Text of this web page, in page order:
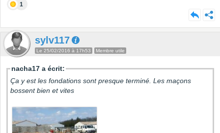
1
sylv117
Le 25/02/2016 à 17h53 Membre utile
nacha17 a écrit:
Ça y est les fondations sont presque terminé. Les maçons
bossent bien et vites